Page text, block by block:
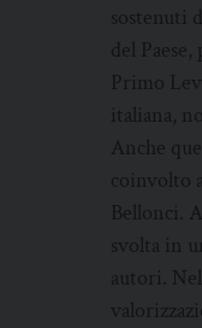
sostenuti
del
Primo
italiana,
Anche
coinvolto
Bellonci.
svolta in
autori.